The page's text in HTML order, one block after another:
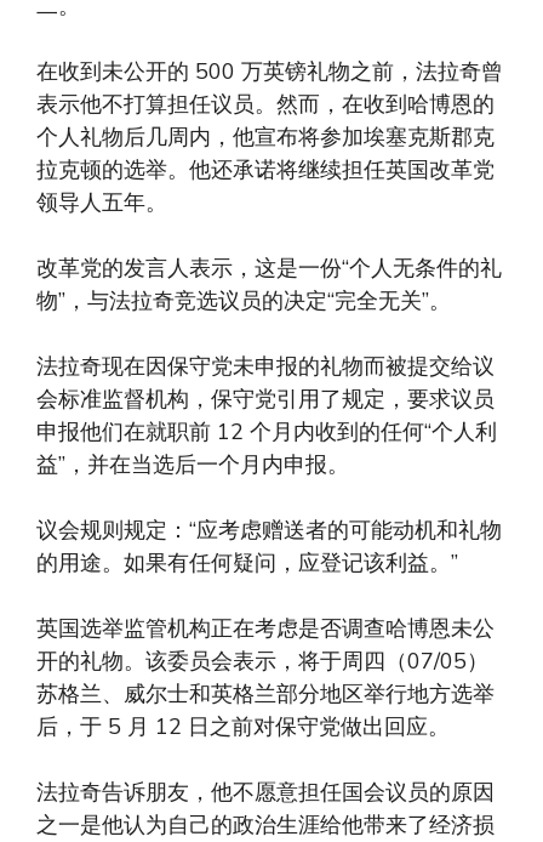
二。
在收到未公开的 500 万英镑礼物之前，法拉奇曾
表示他不打算担任议员。然而，在收到哈博恩的
个人礼物后几周内，他宣布将参加埃塞克斯郡克
拉克顿的选举。他还承诺将继续担任英国改革党
领导人五年。
改革党的发言人表示，这是一份“个人无条件的礼
物”，与法拉奇竞选议员的决定“完全无关”。
法拉奇现在因保守党未申报的礼物而被提交给议
会标准监督机构，保守党引用了规定，要求议员
申报他们在就职前 12 个月内收到的任何“个人利
益”，并在当选后一个月内申报。
议会规则规定：“应考虑赠送者的可能动机和礼物
的用途。如果有任何疑问，应登记该利益。”
英国选举监管机构正在考虑是否调查哈博恩未公
开的礼物。该委员会表示，将于周四（07/05）
苏格兰、威尔士和英格兰部分地区举行地方选举
后，于 5 月 12 日之前对保守党做出回应。
法拉奇告诉朋友，他不愿意担任国会议员的原因
之一是他认为自己的政治生涯给他带来了经济损